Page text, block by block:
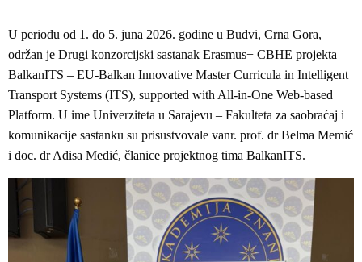
U periodu od 1. do 5. juna 2026. godine u Budvi, Crna Gora,
održan je Drugi konzorcijski sastanak Erasmus+ CBHE projekta
BalkanITS – EU-Balkan Innovative Master Curricula in Intelligent
Transport Systems (ITS), supported with All-in-One Web-based
Platform. U ime Univerziteta u Sarajevu – Fakulteta za saobraćaj i
komunikacije sastanku su prisustvovale vanr. prof. dr Belma Memić
i doc. dr Adisa Medić, članice projektnog tima BalkanITS.